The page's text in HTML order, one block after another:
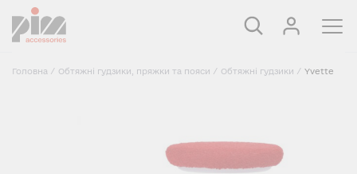
Головна / Обтяжні гудзики, пряжки та пояси / Обтяжнi гудзики / Yvette